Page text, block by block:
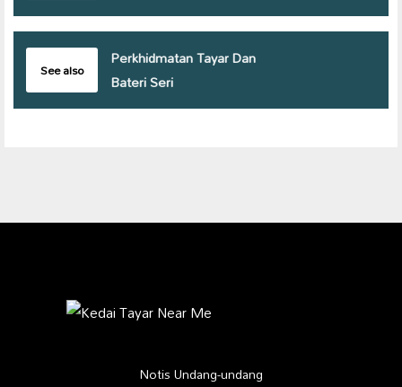
See also
Perkhidmatan Tayar Dan
Bateri Seri
Notis Undang-undang